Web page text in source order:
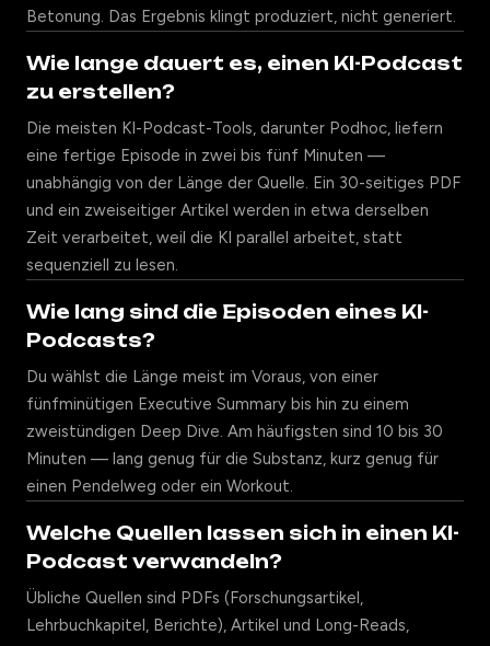
Betonung. Das Ergebnis klingt produziert, nicht generiert.
Wie lange dauert es, einen KI-Podcast
zu erstellen?
Die meisten KI-Podcast-Tools, darunter Podhoc, liefern
eine fertige Episode in zwei bis fünf Minuten —
unabhängig von der Länge der Quelle. Ein 30-seitiges PDF
und ein zweiseitiger Artikel werden in etwa derselben
Zeit verarbeitet, weil die KI parallel arbeitet, statt
sequenziell zu lesen.
Wie lang sind die Episoden eines KI-
Podcasts?
Du wählst die Länge meist im Voraus, von einer
fünfminütigen Executive Summary bis hin zu einem
zweistündigen Deep Dive. Am häufigsten sind 10 bis 30
Minuten — lang genug für die Substanz, kurz genug für
einen Pendelweg oder ein Workout.
Welche Quellen lassen sich in einen KI-
Podcast verwandeln?
Übliche Quellen sind PDFs (Forschungsartikel,
Lehrbuchkapitel, Berichte), Artikel und Long-Reads,